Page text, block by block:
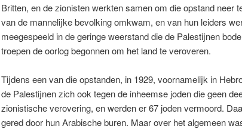
Britten, en de zionisten werkten samen om die opstand neer
van de mannelijke bevolking omkwam, en van hun leiders
meegespeeld in de geringe weerstand die de Palestijnen
troepen de oorlog begonnen om het land te veroveren.
Tijdens een van die opstanden, in 1929, voornamelijk in
de Palestijnen zich ook tegen de inheemse joden die geen
zionistische verovering, en werden er 67 joden vermoord.
gered door hun Arabische buren. Maar over het algemeen